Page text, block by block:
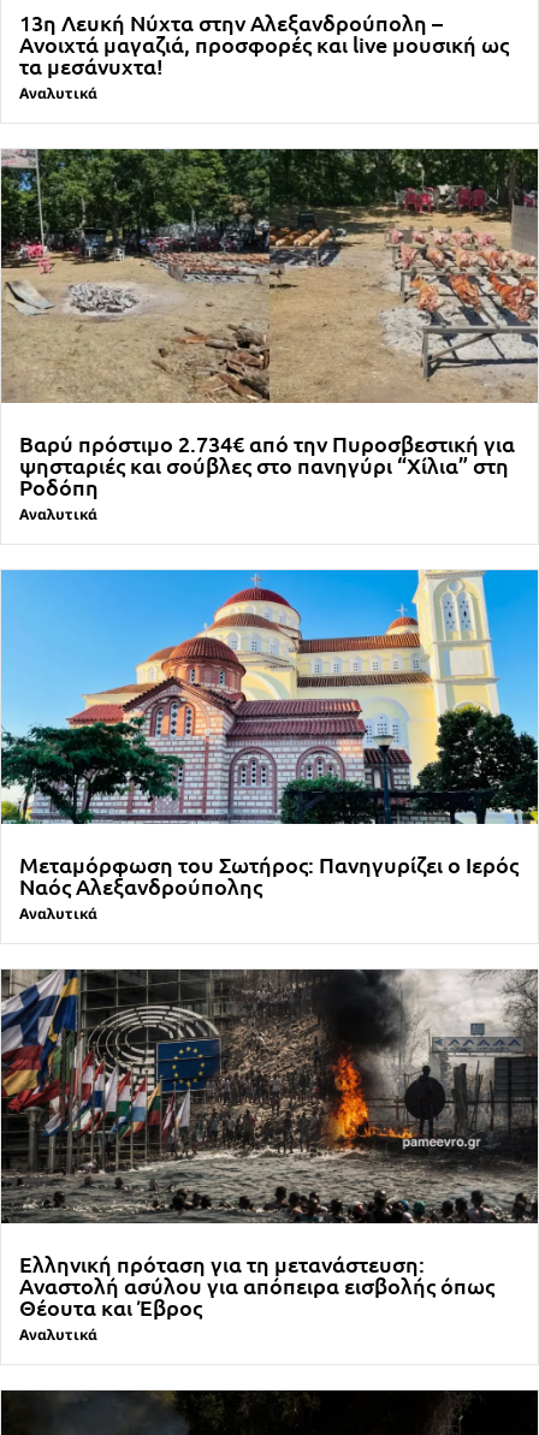
13η Λευκή Νύχτα στην Αλεξανδρούπολη –
Ανοιχτά μαγαζιά, προσφορές και live μουσική ως
τα μεσάνυχτα!
Αναλυτικά
Βαρύ πρόστιμο 2.734€ από την Πυροσβεστική για
ψησταριές και σούβλες στο πανηγύρι “Χίλια” στη
Ροδόπη
Αναλυτικά
Μεταμόρφωση του Σωτήρος: Πανηγυρίζει ο Ιερός
Ναός Αλεξανδρούπολης
Αναλυτικά
Ελληνική πρόταση για τη μετανάστευση:
Αναστολή ασύλου για απόπειρα εισβολής όπως
Θέουτα και Έβρος
Αναλυτικά